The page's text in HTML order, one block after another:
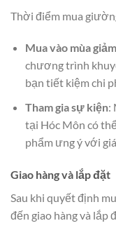
Thời điểm mua
Mua vào mùa
chương trình
bạn tiết kiệm chi
Tham gia sự kiện:
tại Hóc Môn có
phẩm ưng ý với
Giao hàng và lắp đặt
Sau khi quyết định
đến giao hàng và lắp